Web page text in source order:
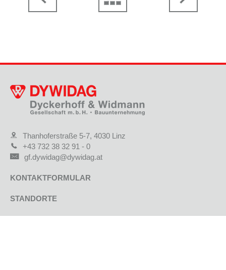
Thanhoferstraße 5-7, 4030 Linz
+43 732 38 32 91 - 0
gf.dywidag@dywidag.at
KONTAKTFORMULAR
STANDORTE